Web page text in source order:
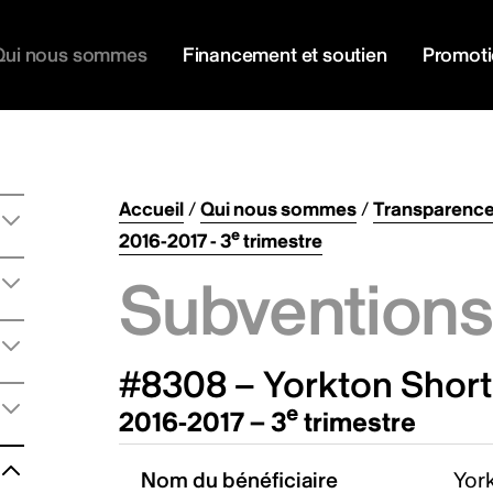
nous sommes Financement et soutien
Accueil/Qui nous sommes/
2016-2017 - 3etrimestre
#8308 – Yorkton
2016-2017 – 3e trimestre
Nom du bénéficiaire